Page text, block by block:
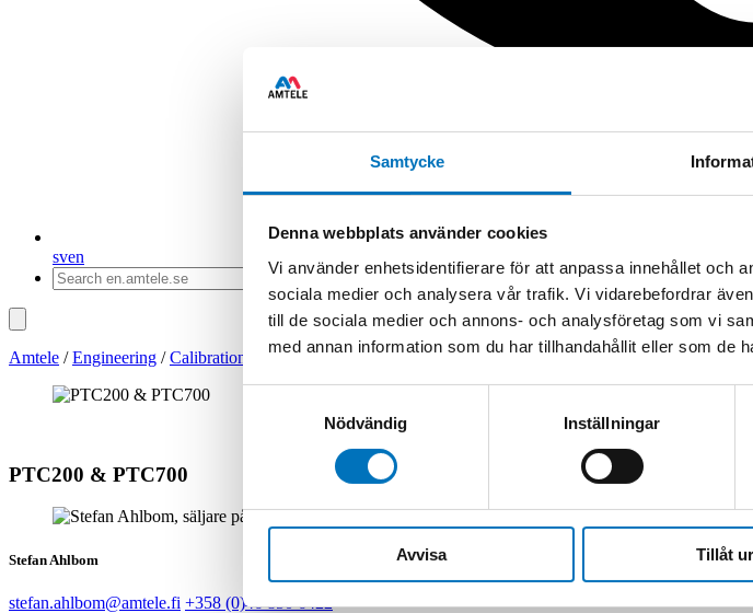
Samtycke
Denna webbplats använder cookies
Vi använder enhetsidentifierare för att anpassa innehållet och
sociala medier och analysera vår trafik. Vi vidarebefordrar
till de sociala medier och annons- och analysföretag som vi
med annan information som du har tillhandahållit eller som de
Nödvändig
Inställningar
Avvisa Tillåt
sven
Amtele /Engineering /Calibration Temperature Calibrators/PTC200 & PTC700
PTC200 & PTC700
Stefan Ahlbom
stefan.ahlbom@amtele.fi +358 (0)46 850 6422